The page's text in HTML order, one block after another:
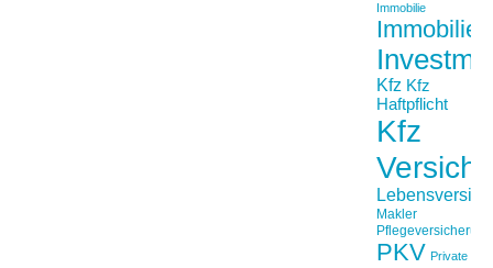
Immobilie
Kfz Kfz
Haftpflicht
Kfz
Makler
Pflegeversicherung
PKV Private